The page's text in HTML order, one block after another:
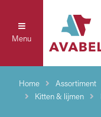
Menu
Home Assortiment
Kitten & lijmen